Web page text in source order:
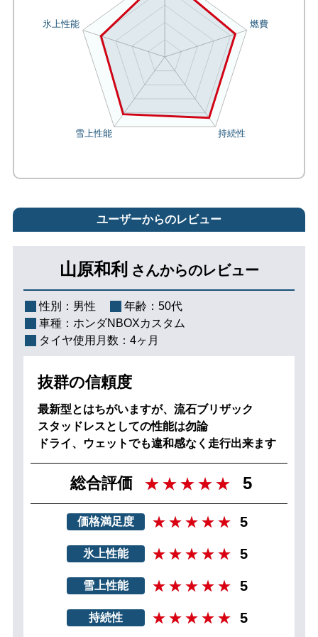
ユーザーからのレビュー
山原和利 さんからのレビュー
性別： 男性 年齢： 50代
車種： ホンダNBOXカスタム
タイヤ使用月数： 4ヶ月
抜群の信頼度
最新型とはちがいますが、流石ブリザック
スタッドレスとしての性能は勿論
ドライ、ウェットでも違和感なく走行出来ます
総合評価 5
価格満足度 5
氷上性能 5
雪上性能 5
持続性 5